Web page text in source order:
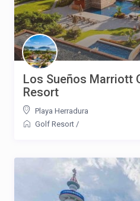
Los Sueños Marriott
Resort
Playa Herradura
Golf Resort /